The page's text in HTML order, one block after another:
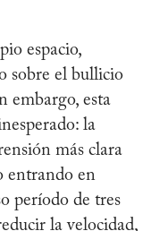
espacio,
sobre el bullicio
embargo, esta
la
más clara
entrando en
período de tres
la velocidad,